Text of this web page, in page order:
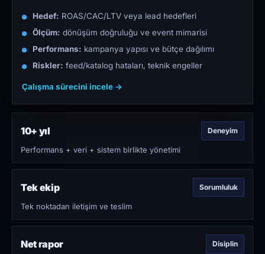
Hedef: ROAS/CAC/LTV veya lead hedefleri
Ölçüm: dönüşüm doğruluğu ve event mimarisi
Performans: kampanya yapısı ve bütçe dağılımı
Riskler: feed/katalog hataları, teknik engeller
Çalışma sürecini incele →
10+ yıl Deneyim
Performans + veri + sistem birlikte yönetimi
Tek ekip Sorumluluk
Tek noktadan iletişim ve teslim
Net rapor Disiplin